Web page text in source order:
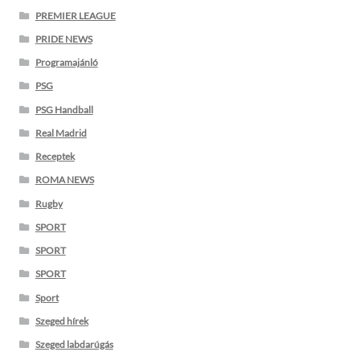
PREMIER LEAGUE
PRIDE NEWS
Programajánló
PSG
PSG Handball
Real Madrid
Receptek
ROMA NEWS
Rugby
SPORT
SPORT
SPORT
Sport
Szeged hírek
Szeged labdarúgás